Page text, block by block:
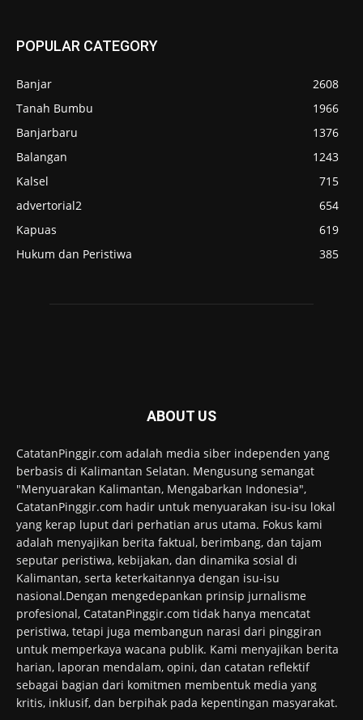
POPULAR CATEGORY
Banjar
2608
Tanah Bumbu
1966
Banjarbaru
1376
Balangan
1243
Kalsel
715
advertorial2
654
Kapuas
619
Hukum dan Peristiwa
385
ABOUT US
CatatanPinggir.com adalah media siber independen yang
berbasis di Kalimantan Selatan. Mengusung semangat
"Menyuarakan Kalimantan, Mengabarkan Indonesia",
CatatanPinggir.com hadir untuk menyuarakan isu-isu lokal
yang kerap luput dari perhatian arus utama. Fokus kami
adalah menyajikan berita faktual, berimbang, dan tajam
seputar peristiwa, kebijakan, dan dinamika sosial di
Kalimantan, serta keterkaitannya dengan isu-isu
nasional.Dengan mengedepankan prinsip jurnalisme
profesional, CatatanPinggir.com tidak hanya mencatat
peristiwa, tetapi juga membangun narasi dari pinggiran
untuk memperkaya wacana publik. Kami menyajikan berita
harian, laporan mendalam, opini, dan catatan reflektif
sebagai bagian dari komitmen membentuk media yang
kritis, inklusif, dan berpihak pada kepentingan masyarakat.